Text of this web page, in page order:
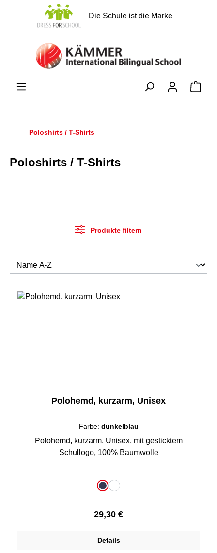
springen
Die Schule ist die Marke
Poloshirts / T-Shirts
Poloshirts / T-Shirts
Produkte filtern
Polohemd, kurzarm, Unisex
Farbe: dunkelblau
Polohemd, kurzarm, Unisex, mit gesticktem
Schullogo, 100% Baumwolle
dunkelblau
weiß
Regulärer Preis:
29,30 €
Details